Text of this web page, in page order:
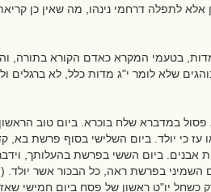
לתפלה דרחמי נינהו, מה שאין כן
בטעמי המקרא כאדם הקורא בתורה,
שלא לומר י"ג מדות כלל, לא ברגלים
במדברא שלח בוכרא. ביום טוב
כי יולד. ביום השלישי בסוף פרשת בא,
אבנים. ביום הששי בפרשת בהעלותך,
בפרשת ראה, כל הבכור אשר יולד.
כשחל יו"ט ראשון של פסח ביום חמישי